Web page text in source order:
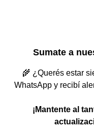
Sumate a
🌾 ¿Querés estar
WhatsApp y recibí
¡Mantente al